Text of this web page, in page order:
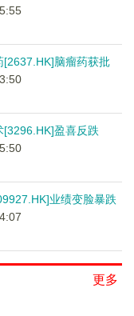
[2637.HK]脑瘤药获批
[3296.HK]盈喜反跌
业绩变脸暴跌
更多